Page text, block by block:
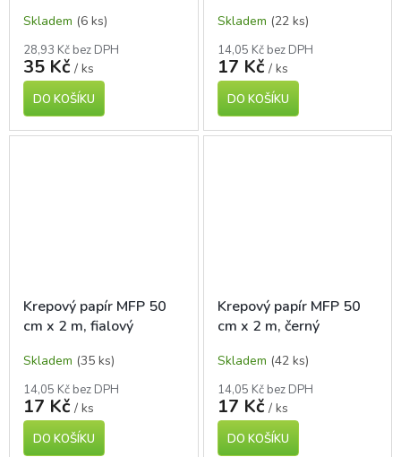
Skladem (6 ks)
28,93 Kč bez DPH
35 Kč / ks
DO KOŠÍKU
Skladem (22 ks)
14,05 Kč bez DPH
17 Kč / ks
DO KOŠÍKU
Krepový papír MFP 50
cm x 2 m, fialový
Skladem (35 ks)
14,05 Kč bez DPH
17 Kč / ks
DO KOŠÍKU
Krepový papír MFP 50
cm x 2 m, černý
Skladem (42 ks)
14,05 Kč bez DPH
17 Kč / ks
DO KOŠÍKU